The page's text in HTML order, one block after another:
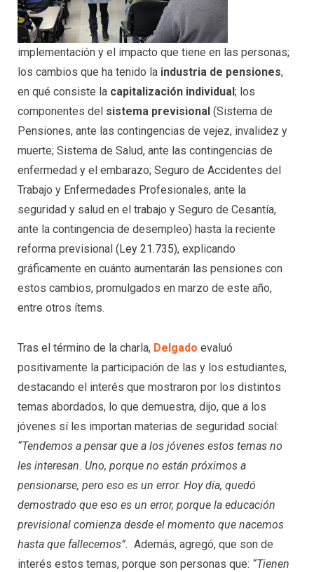
implementación y el impacto que tiene en las personas;
los cambios que ha tenido la industria de pensiones,
en qué consiste la capitalización individual; los
componentes del sistema previsional (Sistema de
Pensiones, ante las contingencias de vejez, invalidez y
muerte; Sistema de Salud, ante las contingencias de
enfermedad y el embarazo; Seguro de Accidentes del
Trabajo y Enfermedades Profesionales, ante la
seguridad y salud en el trabajo y Seguro de Cesantía,
ante la contingencia de desempleo) hasta la reciente
reforma previsional (Ley 21.735), explicando
gráficamente en cuánto aumentarán las pensiones con
estos cambios, promulgados en marzo de este año,
entre otros ítems.
Tras el término de la charla, Delgado evaluó
positivamente la participación de las y los estudiantes,
destacando el interés que mostraron por los distintos
temas abordados, lo que demuestra, dijo, que a los
jóvenes sí les importan materias de seguridad social:
“Tendemos a pensar que a los jóvenes estos temas no
les interesan. Uno, porque no están próximos a
pensionarse, pero eso es un error. Hoy día, quedó
demostrado que eso es un error, porque la educación
previsional comienza desde el momento que nacemos
hasta que fallecemos”. Además, agregó, que son de
interés estos temas, porque son personas que: “Tienen